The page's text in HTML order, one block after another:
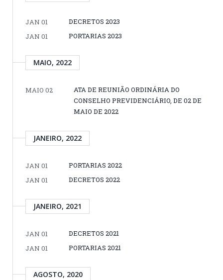
JAN 01
DECRETOS 2023
JAN 01
PORTARIAS 2023
MAIO, 2022
MAIO 02
ATA DE REUNIÃO ORDINÁRIA DO
CONSELHO PREVIDENCIÁRIO, DE 02 DE
MAIO DE 2022
JANEIRO, 2022
JAN 01
PORTARIAS 2022
JAN 01
DECRETOS 2022
JANEIRO, 2021
JAN 01
DECRETOS 2021
JAN 01
PORTARIAS 2021
AGOSTO, 2020